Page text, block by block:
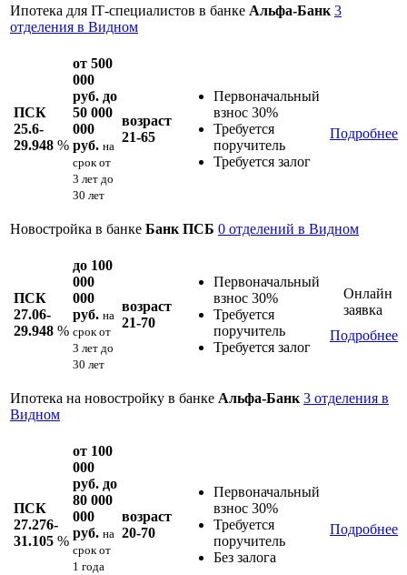
Ипотека для IT‑специалистов в банке Альфа-Банк 3
отделения в Видном
ПСК
25.6-
29.948 %
от 500
000
руб. до
50 000
000
руб. на
срокот
3 лет до
30 лет
возраст
21-65
Первоначальный
взнос 30%
Требуется
поручитель
Требуется залог
Подробнее
Новостройка в банке Банк ПСБ 0 отделений в Видном
ПСК
27.06-
29.948 %
до 100
000
000
руб. на
срокот
3 лет до
30 лет
возраст
21-70
Первоначальный
взнос 30%
Требуется
поручитель
Требуется залог
Онлайн
заявка
Подробнее
Ипотека на новостройку в банке Альфа-Банк 3 отделения в
Видном
ПСК
27.276-
31.105 %
от 100
000
руб. до
80 000
000
руб. на
срокот
1 года
возраст
20-70
Первоначальный
взнос 30%
Требуется
поручитель
Без залога
Подробнее